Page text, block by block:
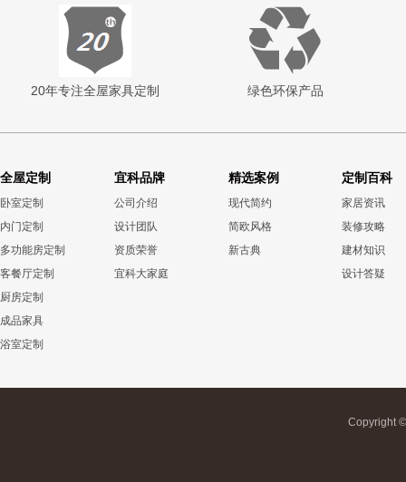
20年专注全屋家具定制 绿色环保产品
全屋定制
卧室定制
内门定制
多功能房定制
客餐厅定制
厨房定制
成品家具
浴室定制
宜科品牌
公司介绍
设计团队
资质荣誉
宜科大家庭
精选案例
现代简约
简欧风格
新古典
定制百科
家居资讯
装修攻略
建材知识
设计答疑
Copyright